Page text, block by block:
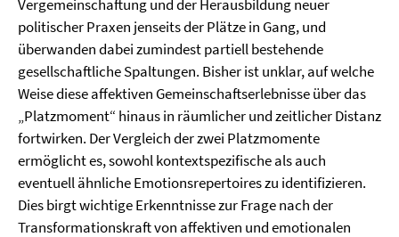
Vergemeinschaftung und der Herausbildung neuer
politischer Praxen jenseits der Plätze in Gang, und
überwanden dabei zumindest partiell bestehende
gesellschaftliche Spaltungen. Bisher ist unklar, auf welche
Weise diese affektiven Gemeinschaftserlebnisse über das
„Platzmoment“ hinaus in räumlicher und zeitlicher Distanz
fortwirken. Der Vergleich der zwei Platzmomente
ermöglicht es, sowohl kontextspezifische als auch
eventuell ähnliche Emotionsrepertoires zu identifizieren.
Dies birgt wichtige Erkenntnisse zur Frage nach der
Transformationskraft von affektiven und emotionalen